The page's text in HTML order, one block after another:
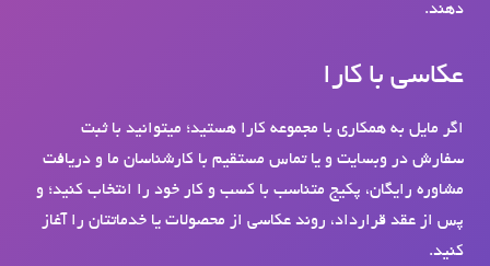
دهند.
عکاسی با کارا
اگر مایل به همکاری با مجموعه کارا هستید؛ می­توانید با ثبت
سفارش در وبسایت و یا تماس مستقیم با کارشناسان ما و دریافت
مشاوره رایگان، پکیج متناسب با کسب و کار خود را انتخاب کنید؛ و
پس از عقد قرارداد، روند عکاسی از محصولات یا خدماتتان را آغاز
کنید.